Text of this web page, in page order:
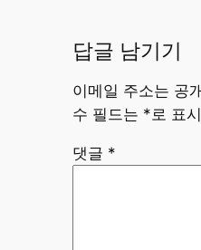
답글 남기기
이메일 주소는 공
수 필드는 *로 표
댓글 *